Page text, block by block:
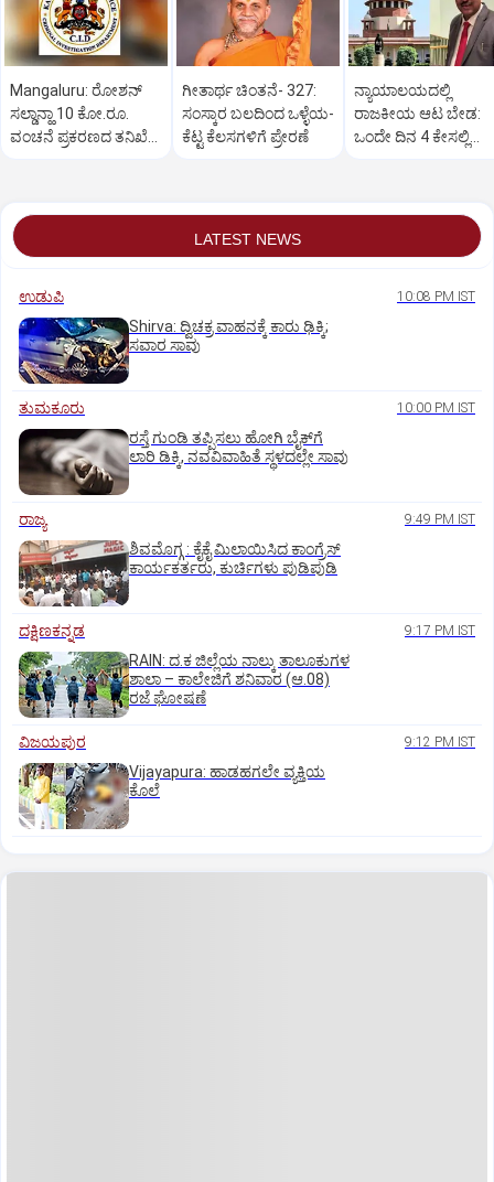
Mangaluru: ರೋಶನ್‌
ಸಲ್ಡಾನ್ಹಾ 10 ಕೋ.ರೂ.
ವಂಚನೆ ಪ್ರಕರಣದ ತನಿಖೆ
ಗೀತಾರ್ಥ ಚಿಂತನೆ- 327:
ಸಂಸ್ಕಾರ ಬಲದಿಂದ ಒಳ್ಳೆಯ-
ಕೆಟ್ಟ ಕೆಲಸಗಳಿಗೆ ಪ್ರೇರಣೆ
ನ್ಯಾಯಾಲಯದಲ್ಲಿ
ರಾಜಕೀಯ ಆಟ ಬೇಡ:
ಒಂದೇ ದಿನ 4 ಕೇಸಲ್ಲಿ
LATEST NEWS
ಉಡುಪಿ 10:08 PM IST
Shirva: ದ್ವಿಚಕ್ರ ವಾಹನಕ್ಕೆ ಕಾರು ಢಿಕ್ಕಿ;
ಸವಾರ ಸಾವು
ತುಮಕೂರು 10:00 PM IST
ರಸ್ತೆ ಗುಂಡಿ ತಪ್ಪಿಸಲು ಹೋಗಿ ಬೈಕ್‌ಗೆ
ಲಾರಿ ಡಿಕ್ಕಿ, ನವವಿವಾಹಿತೆ ಸ್ಥಳದಲ್ಲೇ ಸಾವು
ರಾಜ್ಯ 9:49 PM IST
ಶಿವಮೊಗ್ಗ : ಕೈಕೈ ಮಿಲಾಯಿಸಿದ ಕಾಂಗ್ರೆಸ್
ಕಾರ್ಯಕರ್ತರು, ಕುರ್ಚಿಗಳು ಪುಡಿಪುಡಿ
ದಕ್ಷಿಣಕನ್ನಡ 9:17 PM IST
RAIN: ದ.ಕ ಜಿಲ್ಲೆಯ ನಾಲ್ಕು ತಾಲೂಕುಗಳ
ಶಾಲಾ – ಕಾಲೇಜಿಗೆ ಶನಿವಾರ (ಆ.08)
ರಜೆ ಘೋಷಣೆ
ವಿಜಯಪುರ 9:12 PM IST
Vijayapura: ಹಾಡಹಗಲೇ ವ್ಯಕ್ತಿಯ
ಕೊಲೆ